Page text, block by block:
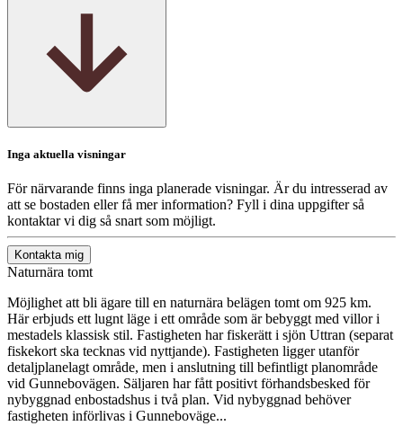
Inga aktuella visningar
För närvarande finns inga planerade visningar. Är du intresserad av
att se bostaden eller få mer information? Fyll i dina uppgifter så
kontaktar vi dig så snart som möjligt.
Kontakta mig
Naturnära tomt
Möjlighet att bli ägare till en naturnära belägen tomt om 925 km.
Här erbjuds ett lugnt läge i ett område som är bebyggt med villor i
mestadels klassisk stil. Fastigheten har fiskerätt i sjön Uttran (separat
fiskekort ska tecknas vid nyttjande). Fastigheten ligger utanför
detaljplanelagt område, men i anslutning till befintligt planområde
vid Gunnebovägen. Säljaren har fått positivt förhandsbesked för
nybyggnad enbostadshus i två plan. Vid nybyggnad behöver
fastigheten införlivas i Gunneboväge...